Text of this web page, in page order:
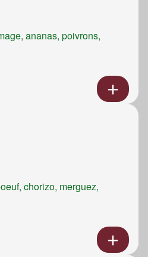
ananas, poivrons,
chorizo, merguez,